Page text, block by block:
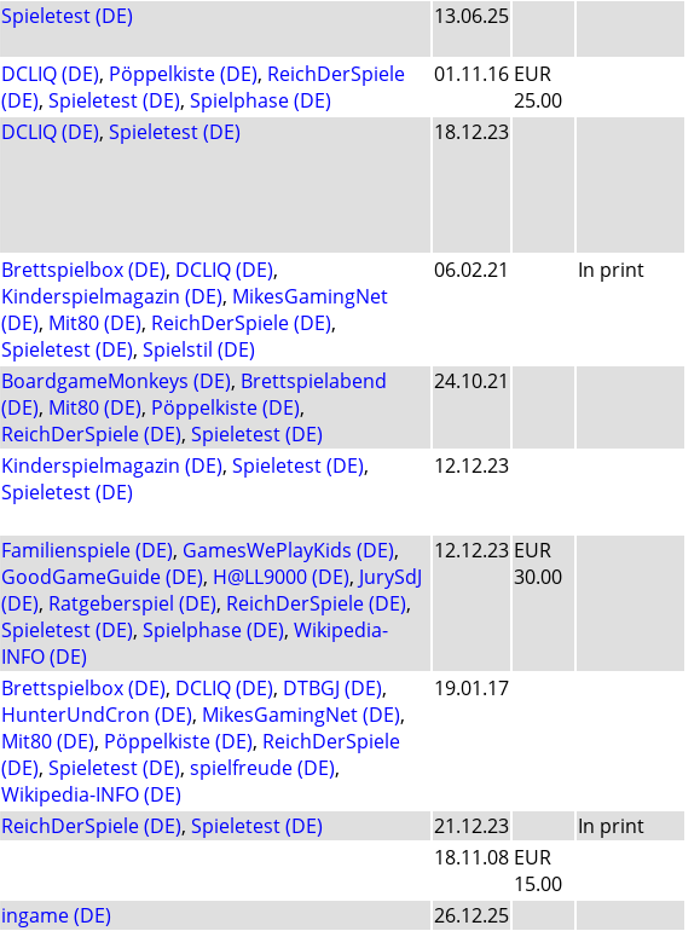
Spieletest (DE) 13.06.25
DCLIQ (DE), Pöppelkiste (DE), ReichDerSpiele
(DE), Spieletest (DE), Spielphase (DE)
01.11.16 EUR
25.00
DCLIQ (DE), Spieletest (DE) 18.12.23
Brettspielbox (DE), DCLIQ (DE),
Kinderspielmagazin (DE), MikesGamingNet
(DE), Mit80 (DE), ReichDerSpiele (DE),
Spieletest (DE), Spielstil (DE)
06.02.21 In print
BoardgameMonkeys (DE), Brettspielabend
(DE), Mit80 (DE), Pöppelkiste (DE),
ReichDerSpiele (DE), Spieletest (DE)
24.10.21
Kinderspielmagazin (DE), Spieletest (DE),
Spieletest (DE)
12.12.23
Familienspiele (DE), GamesWePlayKids (DE),
GoodGameGuide (DE), H@LL9000 (DE), JurySdJ
(DE), Ratgeberspiel (DE), ReichDerSpiele (DE),
Spieletest (DE), Spielphase (DE), Wikipedia-
INFO (DE)
12.12.23 EUR
30.00
Brettspielbox (DE), DCLIQ (DE), DTBGJ (DE),
HunterUndCron (DE), MikesGamingNet (DE),
Mit80 (DE), Pöppelkiste (DE), ReichDerSpiele
(DE), Spieletest (DE), spielfreude (DE),
Wikipedia-INFO (DE)
19.01.17
ReichDerSpiele (DE), Spieletest (DE) 21.12.23
In print
18.11.08 EUR
15.00
ingame (DE)
26.12.25